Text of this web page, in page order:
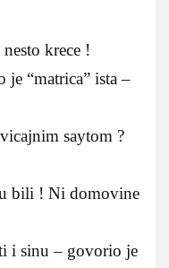
krece !
“matrica” ista –
saytom ?
bili ! Ni domovine
i sinu – govorio je